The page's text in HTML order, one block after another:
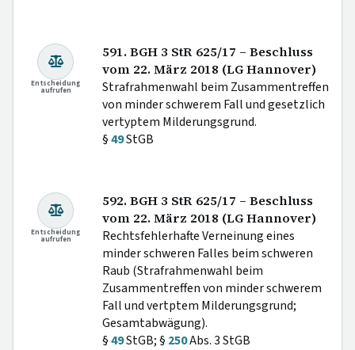
Entscheidung
aufrufen
591. BGH 3 StR 625/17 – Beschluss
vom 22. März 2018 (LG Hannover)
Strafrahmenwahl beim Zusammentreffen
von minder schwerem Fall und gesetzlich
vertyptem Milderungsgrund.
§49StGB
Entscheidung
aufrufen
592. BGH 3 StR 625/17 – Beschluss
vom 22. März 2018 (LG Hannover)
Rechtsfehlerhafte Verneinung eines
minder schweren Falles beim schweren
Raub (Strafrahmenwahl beim
Zusammentreffen von minder schwerem
Fall und vertptem Milderungsgrund;
Gesamtabwägung).
§49StGB; § 250Abs. 3 StGB